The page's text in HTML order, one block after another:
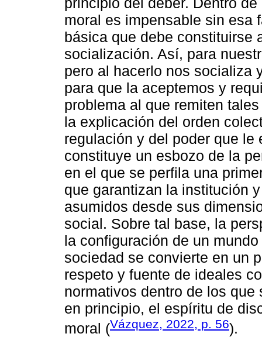
moral es impensable sin esa
básica que debe constituirse
socialización. Así, para
pero al hacerlo nos socializa
para que la aceptemos y
problema al que remiten
la explicación del orden
regulación y del poder que
constituye un esbozo de la
en el que se perfila una
que garantizan la institución
asumidos desde sus
social. Sobre tal base, la
la configuración de un
sociedad se convierte en un
respeto y fuente de ideales
normativos dentro de los
en principio, el espíritu de
moral (Vázquez, 2022, p. 56).